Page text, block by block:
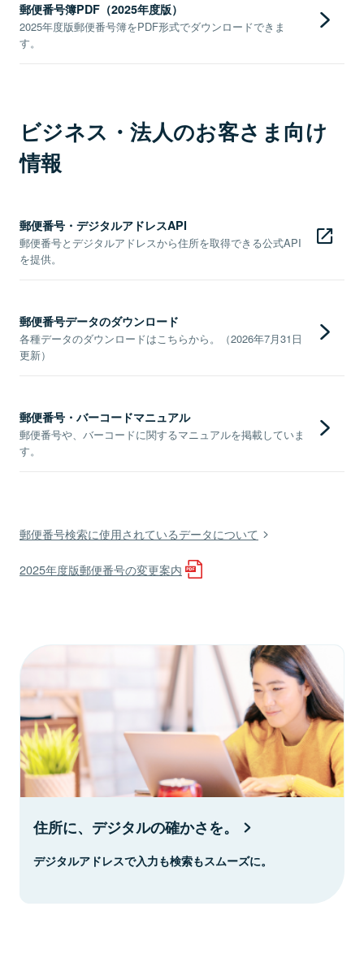
郵便番号簿PDF（2025年度版）
2025年度版郵便番号簿をPDF形式でダウンロードできま
す。
ビジネス・法人のお客さま向け
情報
郵便番号・デジタルアドレスAPI
郵便番号とデジタルアドレスから住所を取得できる公式API
を提供。
郵便番号データのダウンロード
各種データのダウンロードはこちらから。（2026年7月31日
更新）
郵便番号・バーコードマニュアル
郵便番号や、バーコードに関するマニュアルを掲載していま
す。
郵便番号検索に使用されているデータについて
2025年度版郵便番号の変更案内
住所に、デジタルの確かさを。
デジタルアドレスで入力も検索もスムーズに。